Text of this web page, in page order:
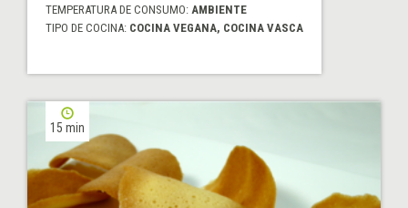
TEMPERATURA DE CONSUMO: AMBIENTE
TIPO DE COCINA: COCINA VEGANA, COCINA VASCA
15 min